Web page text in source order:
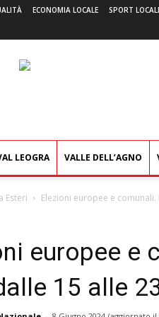
ECONOMIA LOCALE SPORT
LEOGRA VALLE DELL’AGNO
Esteri Elezioni europee e
europee e
15 alle